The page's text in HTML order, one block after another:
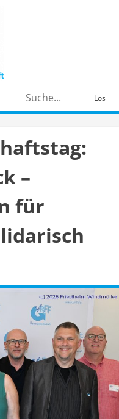
Los
–
für